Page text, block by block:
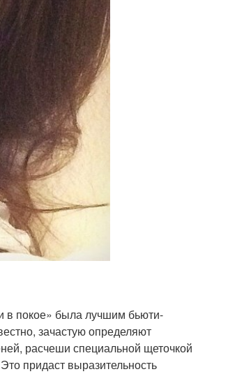
в покое» была лучшим бьюти-
зачастую определяют
расчеши специальной щеточкой
придаст выразительность